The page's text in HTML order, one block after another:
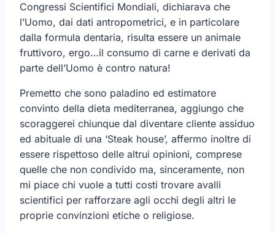
Congressi Scientifici Mondiali, dichiarava che
l’Uomo, dai dati antropometrici, e in particolare
dalla formula dentaria, risulta essere un animale
fruttivoro, ergo…il consumo di carne e derivati da
parte dell’Uomo è contro natura!
Premetto che sono paladino ed estimatore
convinto della dieta mediterranea, aggiungo che
scoraggerei chiunque dal diventare cliente assiduo
ed abituale di una ‘Steak house’, affermo inoltre di
essere rispettoso delle altrui opinioni, comprese
quelle che non condivido ma, sinceramente, non
mi piace chi vuole a tutti costi trovare avalli
scientifici per rafforzare agli occhi degli altri le
proprie convinzioni etiche o religiose.